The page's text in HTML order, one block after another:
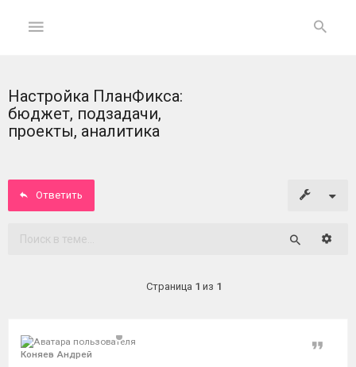
ГЛАВНАЯ
На
Вход
ФОРУМ
Активные
Настройка ПланФикса:
бюджет, подзадачи,
проекты, аналитика
Ответить
Страница 1 из 1
Коняев Андрей
Цитата